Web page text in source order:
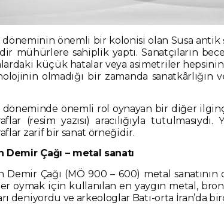
önemli bir kolonisi olan Susa antik
mühürlere sahiplik yaptı. Sanatçıların
küçük hatalar veya asimetriler
olmadığı bir zamanda
önemli rol oynayan bir diğer
(resim yazısı) aracılığıyla
zarif bir sanat örneğidir.
Demir Çağı – metal sanatı
Demir Çağı (MÖ 900 – 600) metal
oymak için kullanılan en yaygın metal,
deniyordu ve arkeologlar Batı-orta İran’da